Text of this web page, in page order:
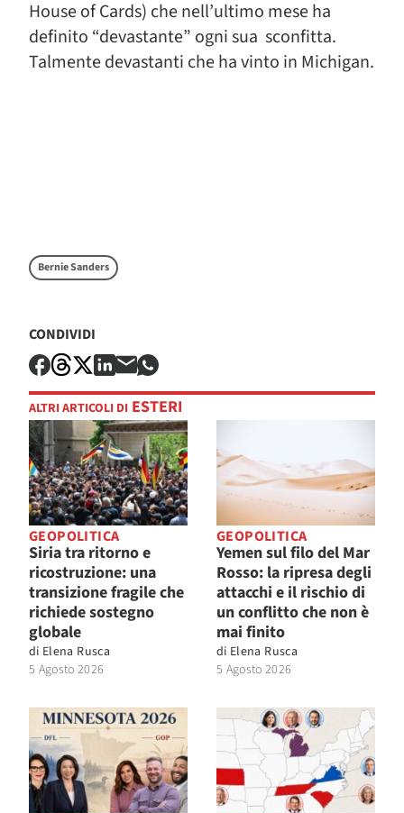
House of Cards) che nell’ultimo mese ha
definito “devastante” ogni sua sconfitta.
Talmente devastanti che ha vinto in Michigan.
Bernie Sanders
CONDIVIDI
ALTRI ARTICOLI DI ESTERI
GEOPOLITICA
Siria tra ritorno e
ricostruzione: una
transizione fragile che
richiede sostegno
globale
di Elena Rusca
5 Agosto 2026
GEOPOLITICA
Yemen sul filo del Mar
Rosso: la ripresa degli
attacchi e il rischio di
un conflitto che non è
mai finito
di Elena Rusca
5 Agosto 2026